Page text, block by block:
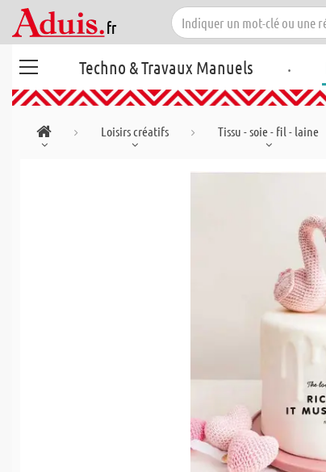
Techno & Travaux Manuels .
Loisirs créatifs Tissu - soie - fil - laine